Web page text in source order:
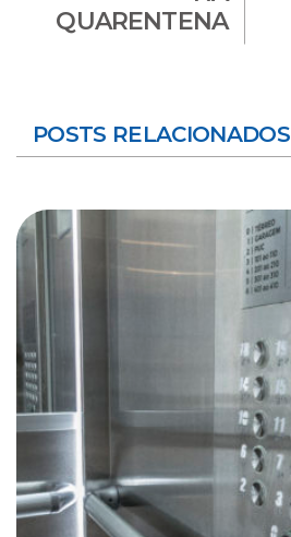
QUARENTENA
POSTS RELACIONADOS